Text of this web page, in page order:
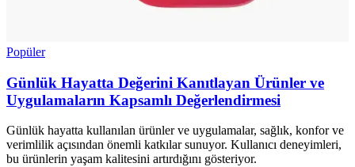
Popüler
Günlük Hayatta Değerini Kanıtlayan Ürünler ve
Uygulamaların Kapsamlı Değerlendirmesi
Günlük hayatta kullanılan ürünler ve uygulamalar, sağlık, konfor ve
verimlilik açısından önemli katkılar sunuyor. Kullanıcı deneyimleri,
bu ürünlerin yaşam kalitesini artırdığını gösteriyor.